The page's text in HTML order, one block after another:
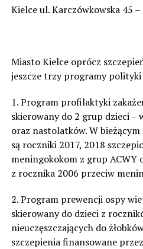
Kielce ul. Karczówkowska 45 –
Miasto Kielce oprócz
jeszcze trzy programy
1. Program profilaktyki
skierowany do 2 grup dzieci –
oraz nastolatków. W
są roczniki 2017, 2018
meningokokom z grup ACWY
z rocznika 2006 przeciw
2. Program prewencji ospy
skierowany do dzieci z
nieuczęszczających do
szczepienia finansowane